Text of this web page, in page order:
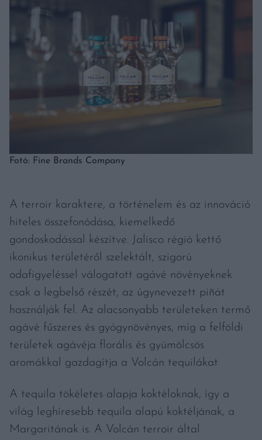
Fotó: Fine Brands Company
A terroir karaktere, a történelem és az innováció
hiteles összefonódása, kiemelkedő
gondoskodással készítve. Jalisco régió kettő
ikonikus területéről szelektált, szigorú
odafigyeléssel válogatott agávé növényeknek
csak a legbelső részét, az úgynevezett piñát
használják fel. Az alacsonyabb területeken termő
agávé fűszeres és gyógynövényes, míg a felföldi
területek agávéja florális és gyümölcsös
aromákkal gazdagítja a Volcán tequilákat
A tequila tökéletes alapja koktéloknak, így a
világ leghíresebb tequila alapú koktéljának, a
Margaritának is. A Volcán terroir által